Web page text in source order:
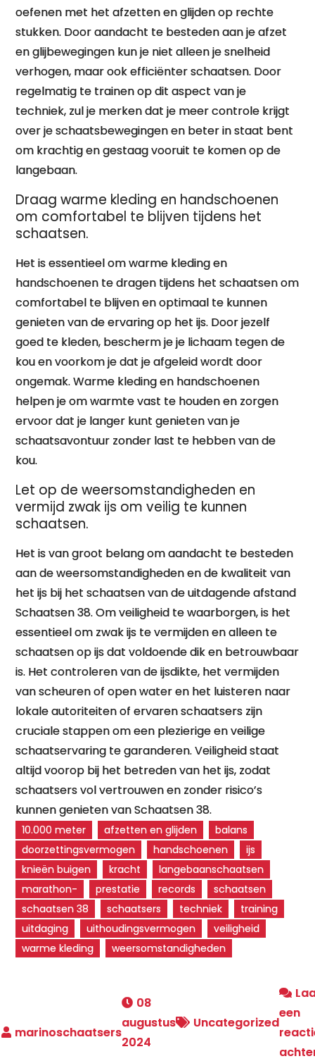
oefenen met het afzetten en glijden op rechte
stukken. Door aandacht te besteden aan je afzet
en glijbewegingen kun je niet alleen je snelheid
verhogen, maar ook efficiënter schaatsen. Door
regelmatig te trainen op dit aspect van je
techniek, zul je merken dat je meer controle krijgt
over je schaatsbewegingen en beter in staat bent
om krachtig en gestaag vooruit te komen op de
langebaan.
Draag warme kleding en handschoenen
om comfortabel te blijven tijdens het
schaatsen.
Het is essentieel om warme kleding en
handschoenen te dragen tijdens het schaatsen om
comfortabel te blijven en optimaal te kunnen
genieten van de ervaring op het ijs. Door jezelf
goed te kleden, bescherm je je lichaam tegen de
kou en voorkom je dat je afgeleid wordt door
ongemak. Warme kleding en handschoenen
helpen je om warmte vast te houden en zorgen
ervoor dat je langer kunt genieten van je
schaatsavontuur zonder last te hebben van de
kou.
Let op de weersomstandigheden en
vermijd zwak ijs om veilig te kunnen
schaatsen.
Het is van groot belang om aandacht te besteden
aan de weersomstandigheden en de kwaliteit van
het ijs bij het schaatsen van de uitdagende afstand
Schaatsen 38. Om veiligheid te waarborgen, is het
essentieel om zwak ijs te vermijden en alleen te
schaatsen op ijs dat voldoende dik en betrouwbaar
is. Het controleren van de ijsdikte, het vermijden
van scheuren of open water en het luisteren naar
lokale autoriteiten of ervaren schaatsers zijn
cruciale stappen om een plezierige en veilige
schaatservaring te garanderen. Veiligheid staat
altijd voorop bij het betreden van het ijs, zodat
schaatsers vol vertrouwen en zonder risico’s
kunnen genieten van Schaatsen 38.
10.000 meter afzetten en glijden
balans
doorzettingsvermogen
handschoenen
ijs
knieën buigen
kracht
langebaanschaatsen
marathon-
prestatie records
schaatsen
schaatsen 38
schaatsers techniek
training
uitdaging
uithoudingsvermogen
veiligheid
warme kleding
weersomstandigheden
08
augustus
2024
Uncategorized
een